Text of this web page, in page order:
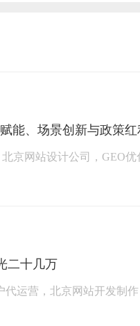
能、场景创新与政策红
京网站设计公司，GEO优
二十几万
运营，北京网站开发制